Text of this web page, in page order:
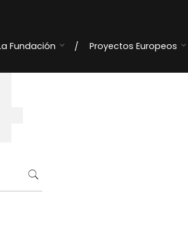
Fundación Proyectos Europeos